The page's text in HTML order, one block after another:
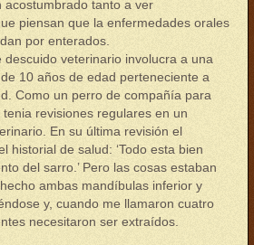
acostumbrado tanto a ver
piensan que la enfermedades orales
por enterados.
descuido veterinario involucra a una
10 años de edad perteneciente a
Como un perro de compañía para
revisiones regulares en un
En su última revisión el
historial de salud: ‘Todo esta bien
del sarro.’ Pero las cosas estaban
ambas mandíbulas inferior y
y, cuando me llamaron cuatro
necesitaron ser extraídos.